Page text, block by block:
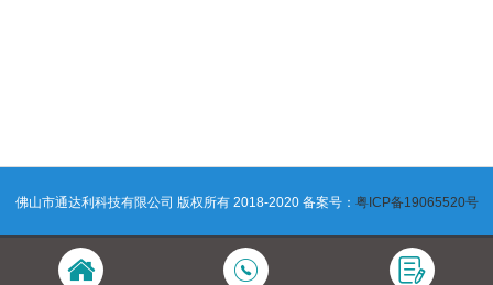
佛山市通达利科技有限公司 版权所有 2018-2020 备案号： 粤ICP备19065520号